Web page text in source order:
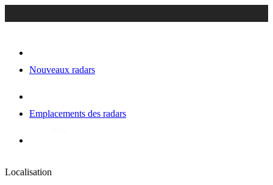
Nouveaux radars
Emplacements des radars
Localisation